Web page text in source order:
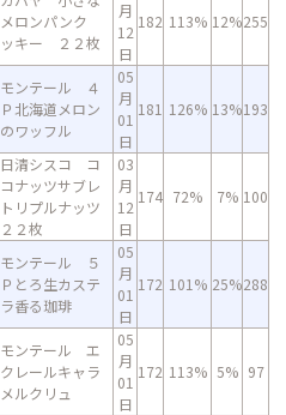
メロンパンク
ッキー ２２枚
月
12
日
182 113% 12%255
モンテール ４
Ｐ北海道メロン
のワッフル
05
月
01
日
181 126% 13%193
日清シスコ コ
コナッツサブレ
トリプルナッツ
２２枚
03
月
12
日
174 72% 7% 100
モンテール ５
Ｐとろ生カステ
ラ香る珈琲
05
月
01
日
172 101% 25%288
モンテール エ
クレールキャラ
メルクリュ
05
月
01
日
172 113% 5% 97